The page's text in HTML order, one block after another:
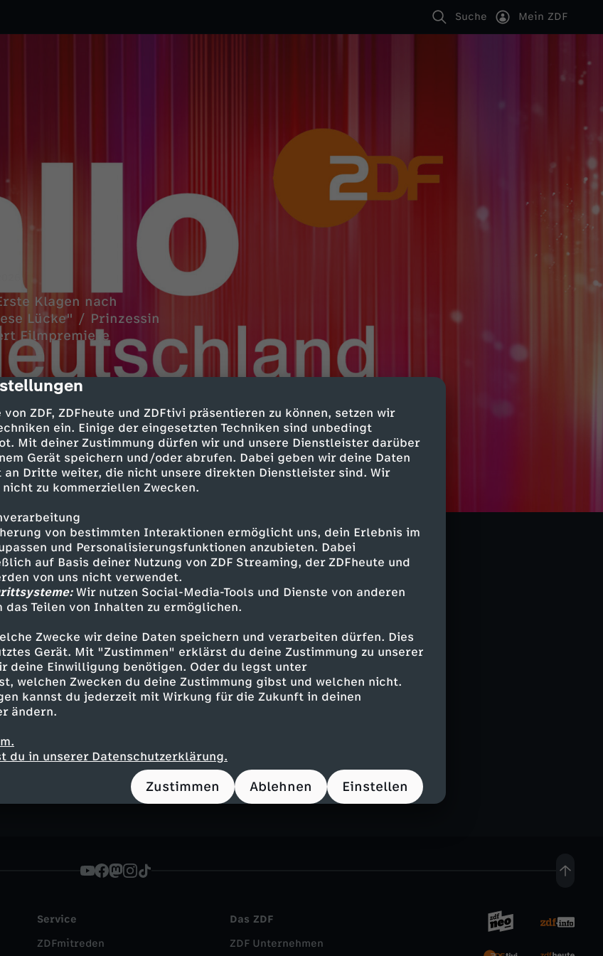
ZDF, ZDFheute und ZDFtivi präsentieren zu können, setzen wir
ein. Einige der eingesetzten Techniken sind unbedingt
Mit deiner Zustimmung dürfen wir und unsere Dienstleister darüber
Gerät speichern und/oder abrufen. Dabei geben wir deine Daten
an Dritte weiter, die nicht unsere direkten Dienstleister sind. Wir
zu kommerziellen Zwecken.
von bestimmten Interaktionen ermöglicht uns, dein Erlebnis im
und Personalisierungsfunktionen anzubieten. Dabei
auf Basis deiner Nutzung von ZDF Streaming, der ZDFheute und
von uns nicht verwendet.
Wir nutzen Social-Media-Tools und Dienste von anderen
Teilen von Inhalten zu ermöglichen.
Zwecke wir deine Daten speichern und verarbeiten dürfen. Dies
Gerät. Mit "Zustimmen" erklärst du deine Zustimmung zu unserer
deine Einwilligung benötigen. Oder du legst unter
welchen Zwecken du deine Zustimmung gibst und welchen nicht.
kannst du jederzeit mit Wirkung für die Zukunft in deinen
ändern.
du in unserer Datenschutzerklärung.
Zustimmen Ablehnen Einstellen
Suche Mein ZDF
Klagen nach
Lücke" / Prinzessin
Filmpremiere
Verfolgungsjagd
Bank
im Kino
Berger
entdecken
hintergründig hallo deutschland
Service
ZDFmitreden
Das ZDF
ZDF Unternehmen